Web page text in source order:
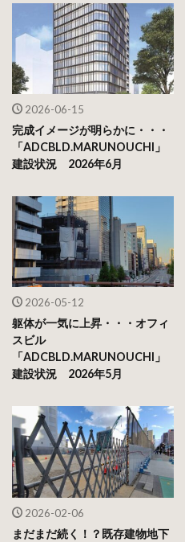
2026-06-15
完成イメージが明らかに・・・
「ADCBLD.MARUNOUCHI」
建設状況 2026年6月
2026-05-12
躯体が一気に上昇・・・オフィ
スビル
「ADCBLD.MARUNOUCHI」
建設状況 2026年5月
2026-02-06
まだまだ続く！？既存建物地下